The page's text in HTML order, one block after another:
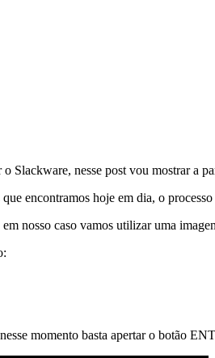
Slackware, nesse post vou mostrar a
encontramos hoje em dia, o
nosso caso vamos utilizar uma
momento basta apertar o botão